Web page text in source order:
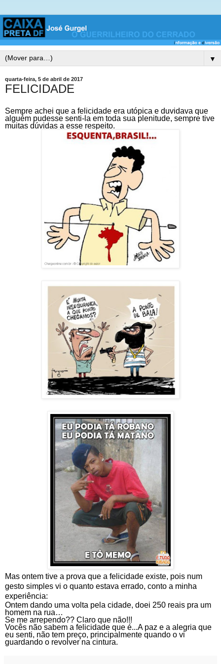
▼
quarta-feira, 5 de abril de 2017
FELICIDADE
Sempre achei que a felicidade era utópica e duvidava que
alguém pudesse senti-la em toda sua plenitude, sempre tive
muitas dúvidas a esse respeito.
Mas ontem tive a prova que a felicidade existe, pois num
gesto simples vi o quanto estava errado, conto a minha
experiência:
Ontem dando uma volta pela cidade, doei 250 reais pra um
homem na rua…
Se me arrependo?? Claro que não!!!
Vocês não sabem a felicidade que é...A paz e a alegria que
eu senti, não tem preço, principalmente quando o vi
guardando o revolver na cintura.